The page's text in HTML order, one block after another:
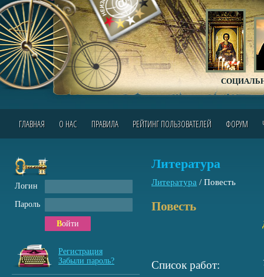
ГЛАВНАЯ О НАС ПРАВИЛА РЕЙТИНГ ПОЛЬЗОВАТЕЛЕЙ ФОРУМ
Литература
Литература / Повесть
Повесть
Список работ:
Логин
Пароль
Войти
Регистрация
Забыли пароль?